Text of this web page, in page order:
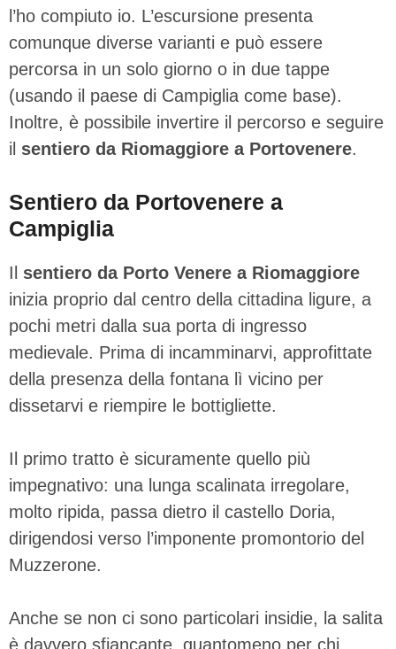
l’ho compiuto io. L’escursione presenta
comunque diverse varianti e può essere
percorsa in un solo giorno o in due tappe
(usando il paese di Campiglia come base).
Inoltre, è possibile invertire il percorso e seguire
il sentiero da Riomaggiore a Portovenere.
Sentiero da Portovenere a
Campiglia
Il sentiero da Porto Venere a Riomaggiore
inizia proprio dal centro della cittadina ligure, a
pochi metri dalla sua porta di ingresso
medievale. Prima di incamminarvi, approfittate
della presenza della fontana lì vicino per
dissetarvi e riempire le bottigliette.
Il primo tratto è sicuramente quello più
impegnativo: una lunga scalinata irregolare,
molto ripida, passa dietro il castello Doria,
dirigendosi verso l’imponente promontorio del
Muzzerone.
Anche se non ci sono particolari insidie, la salita
è davvero sfiancante, quantomeno per chi